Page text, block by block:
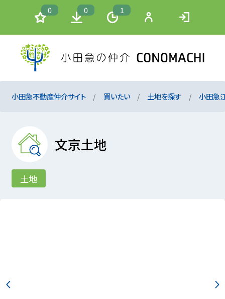
0 0 1
小田急不動産仲介サイト 買いたい 土地を探す 小田急
文京土地
土地